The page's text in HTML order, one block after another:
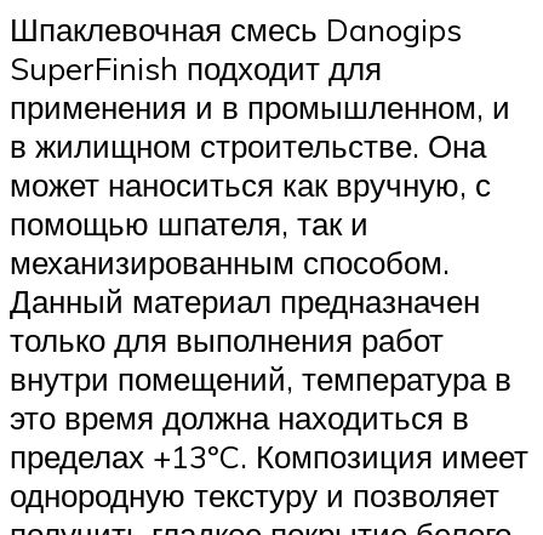
Шпаклевочная смесь Danogips
SuperFinish подходит для
применения и в промышленном, и
в жилищном строительстве. Она
может наноситься как вручную, с
помощью шпателя, так и
механизированным способом.
Данный материал предназначен
только для выполнения работ
внутри помещений, температура в
это время должна находиться в
пределах +13ºC. Композиция имеет
однородную текстуру и позволяет